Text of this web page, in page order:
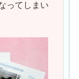
ってしまい